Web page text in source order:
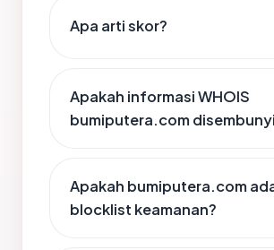
Apa arti skor?
Apakah informasi WHOIS
bumiputera.com
Apakah bumiputera.com
blocklist keamanan?